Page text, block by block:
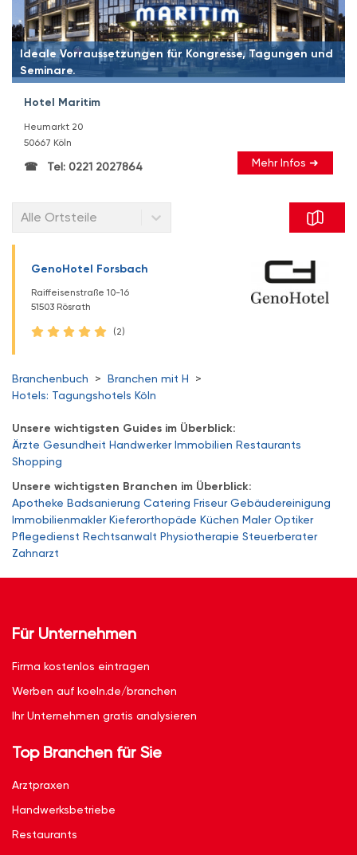
Ideale Vorraussetzungen für Kongresse, Tagungen und
Seminare.
Hotel Maritim
Heumarkt 20
50667 Köln
Tel: 0221 2027864 Mehr Infos ➜
Alle Ortsteile
GenoHotel Forsbach
Raiffeisenstraße 10-16
51503 Rösrath
(2)
Branchenbuch > Branchen mit H
>
Hotels: Tagungshotels Köln
Unsere wichtigsten Guides im Überblick:
Ärzte Gesundheit Handwerker Immobilien Restaurants
Shopping
Unsere wichtigsten Branchen im Überblick:
Apotheke Badsanierung Catering Friseur Gebäudereinigung
Immobilienmakler Kieferorthopäde Küchen Maler Optiker
Pflegedienst Rechtsanwalt Physiotherapie Steuerberater
Zahnarzt
Für Unternehmen
Firma kostenlos eintragen
Werben auf koeln.de/branchen
Ihr Unternehmen gratis analysieren
Top Branchen für Sie
Arztpraxen
Handwerksbetriebe
Restaurants